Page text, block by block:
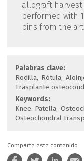
allograft
performed with
pins from the
Palabras clave:
Rodilla Rótula
Trasplante
Keywords:
Knee. Patella
Osteochondral
Comparte este contenido